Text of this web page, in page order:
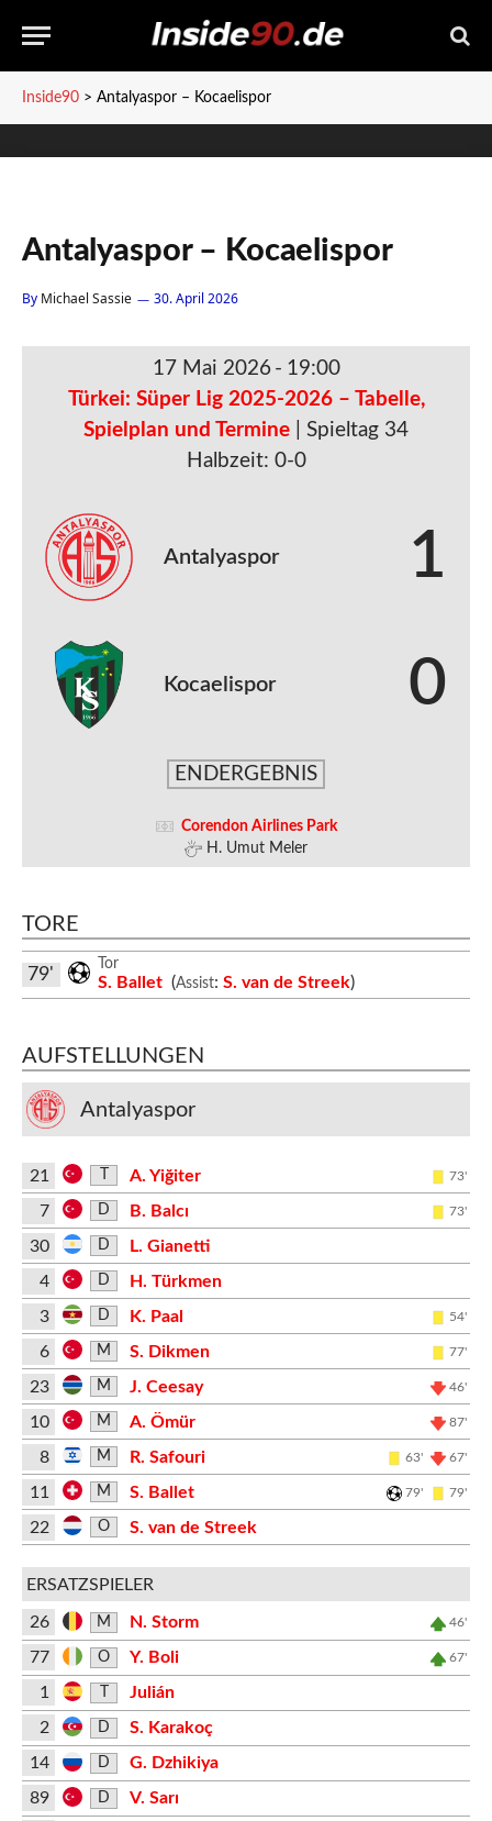
Inside90 > Antalyaspor – Kocaelispor
Antalyaspor – Kocaelispor
By Michael Sassie 30. April 2026
17 Mai 2026 - 19:00
Türkei: Süper Lig 2025-2026 – Tabelle,
Spielplan und Termine
| Spieltag 34
Halbzeit: 0-0
Antalyaspor 1
Kocaelispor 0
ENDERGEBNIS
Corendon Airlines Park
H. Umut Meler
TORE
Tor
S. Ballet (Assist: S. van de Streek)
79'
AUFSTELLUNGEN
Antalyaspor
21 A. Yiğiter 73'
7 D B. Balcı 73'
30 D
L. Gianetti
4
D
H. Türkmen
3
D K. Paal 54'
6 M S. Dikmen 77'
23 M J. Ceesay 46'
10 M A. Ömür 87'
8 M R. Safouri 63' 67'
11 M S. Ballet 79' 79'
22 O S. van de Streek
ERSATZSPIELER
26 M N. Storm 46'
77 O Y. Boli 67'
1
Julián
2
D
S. Karakoç
14
D
G. Dzhikiya
89
D
V. Sarı